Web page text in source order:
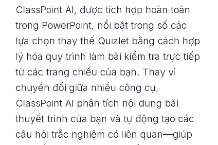
ClassPoint AI, được tích hợp hoàn toàn
trong PowerPoint, nổi bật trong số các
lựa chọn thay thế Quizlet bằng cách hợp
lý hóa quy trình làm bài kiểm tra trực tiếp
từ các trang chiếu của bạn. Thay vì
chuyển đổi giữa nhiều công cụ,
ClassPoint AI phân tích nội dung bài
thuyết trình của bạn và tự động tạo các
câu hỏi trắc nghiệm có liên quan—giúp